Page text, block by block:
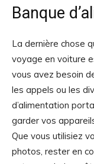
Banque
La dernière chose
voyage en voiture
vous avez besoin
les appels ou les
d’alimentation
garder vos
Que vous utilisiez
photos, rester en